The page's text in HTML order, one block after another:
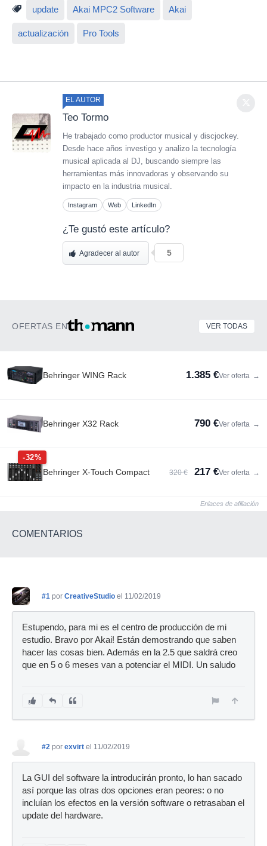
update Akai MPC2 Software Akai
actualización Pro Tools
EL AUTOR
Teo Tormo
He trabajado como productor musical y discjockey.
Desde hace años investigo y analizo la tecnología
musical aplicada al DJ, buscando siempre las
herramientas más innovadoras y observando su
impacto en la industria musical.
Instagram Web LinkedIn
¿Te gustó este artículo?
Agradecer al autor 5
OFERTAS EN VER TODAS
Behringer WING Rack 1.385 €Ver oferta →
Behringer X32 Rack 790 €Ver oferta →
-32%
Behringer X-Touch Compact 320 € 217 €Ver oferta →
Enlaces de afiliación
COMENTARIOS
#1 por CreativeStudio el 11/02/2019
Estupendo, para mi es el centro de producción de mi
estudio. Bravo por Akai! Están demostrando que saben
hacer las cosas bien. Además en la 2.5 que saldrá creo
que en 5 o 6 meses van a potenciar el MIDI. Un saludo
#2 por exvirt el 11/02/2019
La GUI del software la introducirán pronto, lo han sacado
así porque las otras dos opciones eran peores: o no
incluían los efectos en la versión software o retrasaban el
update del hardware.